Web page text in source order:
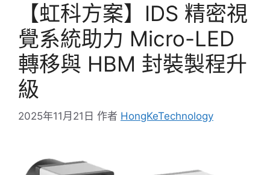
【虹科方案】IDS 精密視
覺系統助力 Micro-LED
轉移與 HBM 封裝製程升
級
2025年11月21日 作者 HongKeTechnology